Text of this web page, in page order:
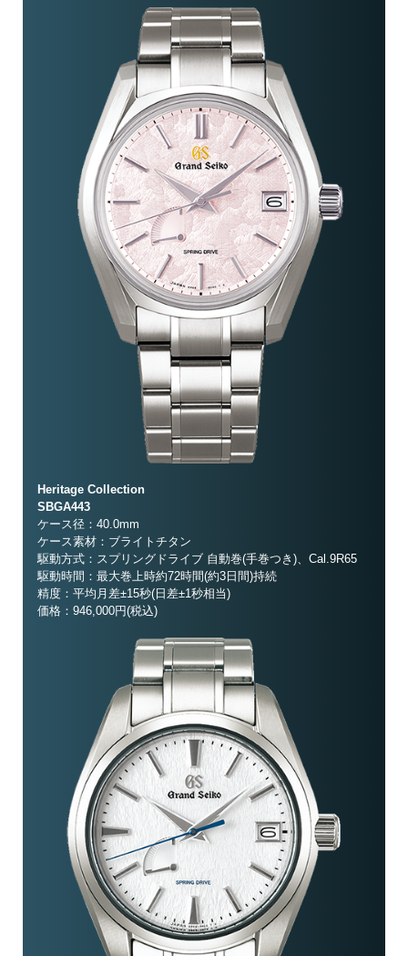
Heritage Collection
SBGA443
ケース径：40.0mm
ケース素材：ブライトチタン
駆動方式：スプリングドライブ 自動巻(手巻つき)、Cal.9R65
駆動時間：最大巻上時約72時間(約3日間)持続
精度：平均月差±15秒(日差±1秒相当)
価格：946,000円(税込)